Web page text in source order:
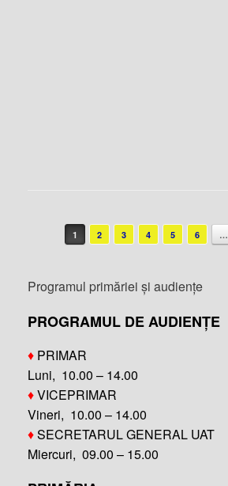
Post navigation
1 2 3 4 5 6 …
Programul primăriei și audiențe
PROGRAMUL DE AUDIENȚE
♦ PRIMAR
Luni, 10.00 – 14.00
♦VICEPRIMAR
Vineri, 10.00 – 14.00
♦SECRETARUL GENERAL UAT
Miercuri, 09.00 – 15.00